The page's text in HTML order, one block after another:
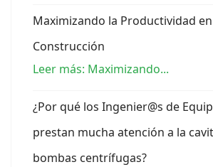
Maximizando la Productividad
Construcción
Leer más: Maximizando...
¿Por qué los Ingenier@s de
prestan mucha atención a la
bombas centrífugas?